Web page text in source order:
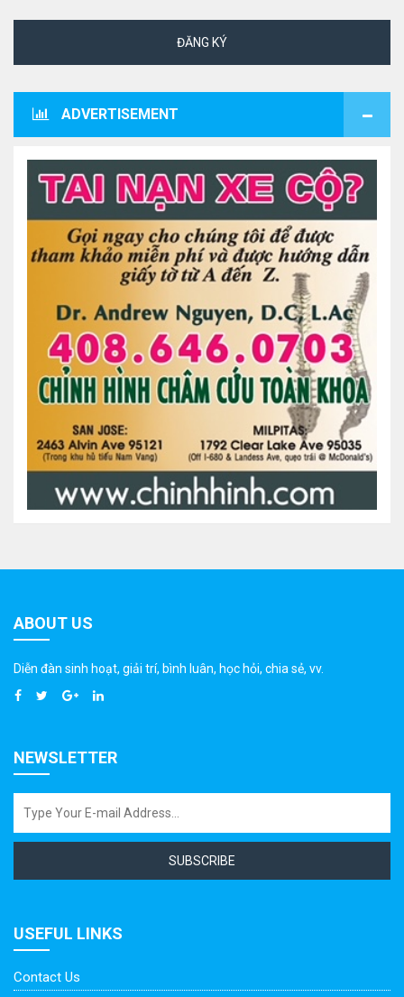
ĐĂNG KÝ
ADVERTISEMENT
ABOUT US
Diễn đàn sinh hoạt, giải trí, bình luân, học hỏi, chia sẻ, vv.
NEWSLETTER
SUBSCRIBE
USEFUL LINKS
Contact Us